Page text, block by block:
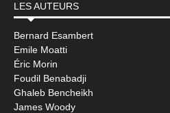
LES AUTEURS
Bernard Esambert
Emile Moatti
Éric Morin
Foudil Benabadji
Ghaleb Bencheikh
James Woody